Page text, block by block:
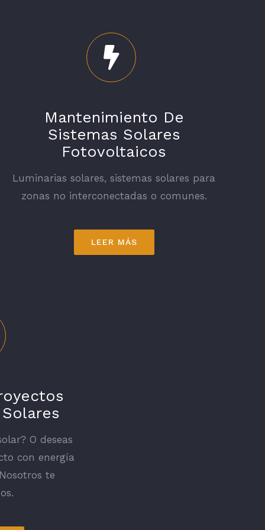
Mantenimiento De
Sistemas Solares
Fotovoltaicos
Luminarias solares, sistemas solares para
zonas no interconectadas o comunes.
LEER MÁS
O deseas
con energía
te